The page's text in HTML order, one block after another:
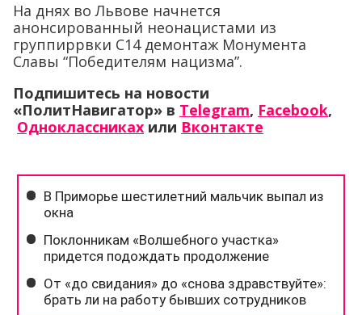
На днях во Львове начнется
анонсированный неонацистами из
группиррвки С14 демонтаж Монумента
Славы “Победителям нацизма”.
Подпишитесь на новости
«ПолитНавигатор» в Telegram, Facebook,
Одноклассниках или Вконтакте